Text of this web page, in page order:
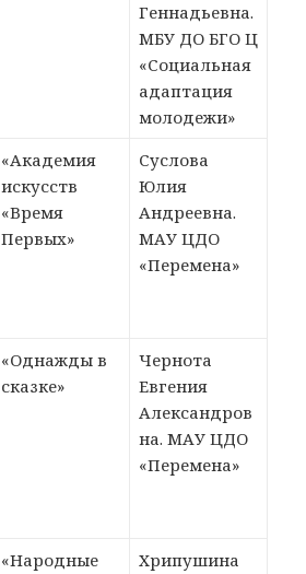
Геннадьевна.
МБУ ДО БГО Ц
«Социальная
адаптация
молодежи»
«Академия
искусств
«Время
Первых»
Суслова
Юлия
Андреевна.
МАУ ЦДО
«Перемена»
«Однажды в
сказке»
Чернота
Евгения
Александров
на. МАУ ЦДО
«Перемена»
«Народные
Хрипушина